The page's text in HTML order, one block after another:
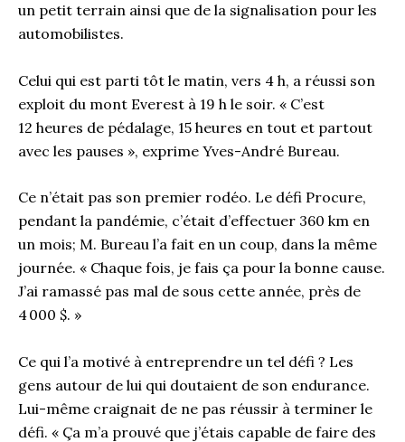
un petit terrain ainsi que de la signalisation pour les
automobilistes.
Celui qui est parti tôt le matin, vers 4 h, a réussi son
exploit du mont Everest à 19 h le soir. « C’est
12 heures de pédalage, 15 heures en tout et partout
avec les pauses », exprime Yves-André Bureau.
Ce n’était pas son premier rodéo. Le défi Procure,
pendant la pandémie, c’était d’effectuer 360 km en
un mois; M. Bureau l’a fait en un coup, dans la même
journée. « Chaque fois, je fais ça pour la bonne cause.
J’ai ramassé pas mal de sous cette année, près de
4 000 $. »
Ce qui l’a motivé à entreprendre un tel défi ? Les
gens autour de lui qui doutaient de son endurance.
Lui-même craignait de ne pas réussir à terminer le
défi. « Ça m’a prouvé que j’étais capable de faire des